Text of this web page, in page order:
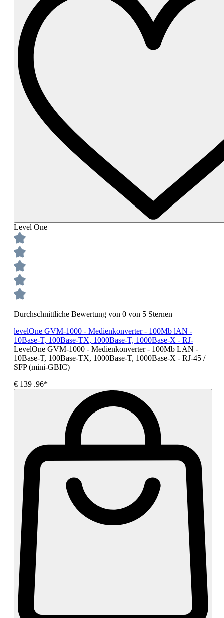
Level One
Durchschnittliche Bewertung von 0 von 5 Sternen
levelOne GVM-1000 - Medienkonverter - 100Mb lAN -
10Base-T, 100Base-TX, 1000Base-T, 1000Base-X - RJ-
LevelOne GVM-1000 - Medienkonverter - 100Mb LAN -
10Base-T, 100Base-TX, 1000Base-T, 1000Base-X - RJ-45 /
SFP (mini-GBIC)
€ 139 .96*